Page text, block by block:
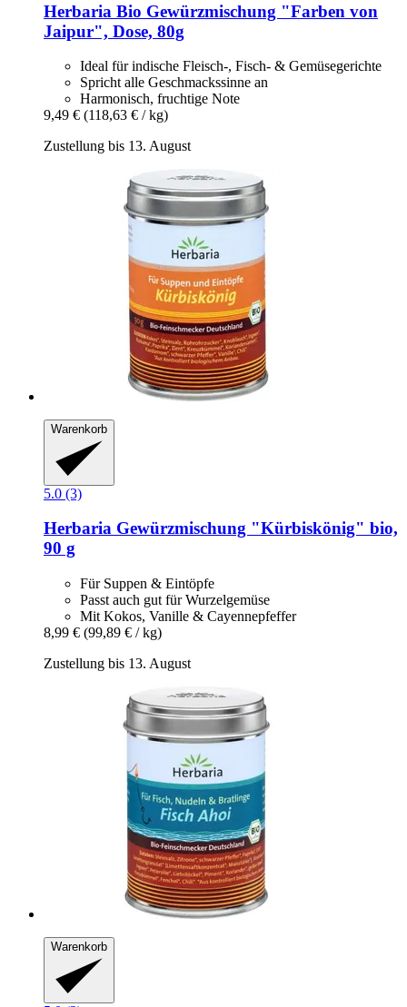
Herbaria Bio Gewürzmischung "Farben von
Jaipur", Dose, 80g
Ideal für indische Fleisch-, Fisch- & Gemüsegerichte
Spricht alle Geschmackssinne an
Harmonisch, fruchtige Note
9,49 € (118,63 € / kg)
Zustellung bis 13. August
Warenkorb
5.0 (3)
Herbaria Gewürzmischung "Kürbiskönig" bio,
90 g
Für Suppen & Eintöpfe
Passt auch gut für Wurzelgemüse
Mit Kokos, Vanille & Cayennepfeffer
8,99 € (99,89 € / kg)
Zustellung bis 13. August
Warenkorb